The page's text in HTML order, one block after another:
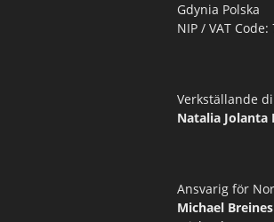
Gdynia Polska
NIP / VAT
Verkställande
Natalia Jolanta
Ansvarig för
Michael